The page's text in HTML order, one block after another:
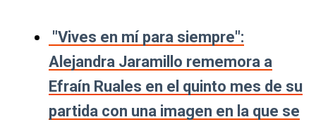
"Vives en mí para siempre":
Alejandra Jaramillo rememora a
Efraín Ruales en el quinto mes de su
partida con una imagen en la que se